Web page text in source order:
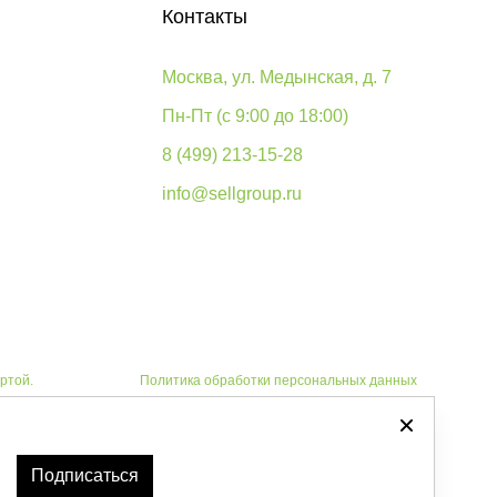
Контакты
Москва, ул. Медынская, д. 7
Пн-Пт (с 9:00 до 18:00)
8 (499) 213-15-28
info@sellgroup.ru
Политика обработки персональных данных
Автоматизировано -
Подписаться